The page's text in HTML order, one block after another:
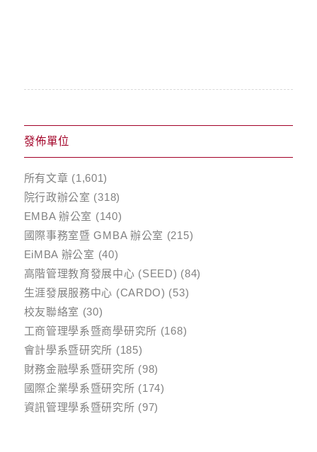
發佈單位
所有文章 (1,601)
院行政辦公室 (318)
EMBA 辦公室 (140)
國際事務室暨 GMBA 辦公室 (215)
EiMBA 辦公室 (40)
高階管理教育發展中心 (SEED) (84)
生涯發展服務中心 (CARDO) (53)
校友聯絡室 (30)
工商管理學系暨商學研究所 (168)
會計學系暨研究所 (185)
財務金融學系暨研究所 (98)
國際企業學系暨研究所 (174)
資訊管理學系暨研究所 (97)